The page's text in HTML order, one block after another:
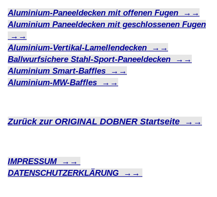
Aluminium-Paneeldecken mit offenen Fugen →→
Aluminium Paneeldecken mit geschlossenen Fugen
→→
Aluminium-Vertikal-Lamellendecken →→
Ballwurfsichere Stahl-Sport-Paneeldecken →→
Aluminium Smart-Baffles →→
Aluminium-MW-Baffles →→
Zurück zur ORIGINAL DOBNER Startseite →→
IMPRESSUM→→
DATENSCHUTZERKLÄRUNG →→